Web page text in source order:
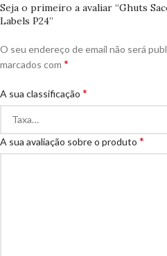
Seja o primeiro a avaliar “Ghuts
Labels P24”
O seu endereço de email não será
marcados com *
A sua classificação *
A sua avaliação sobre o produto *